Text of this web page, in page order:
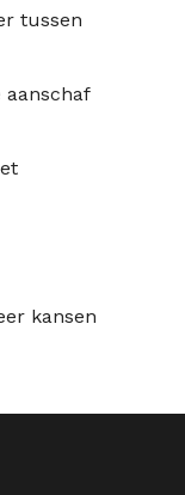
tussen
kansen